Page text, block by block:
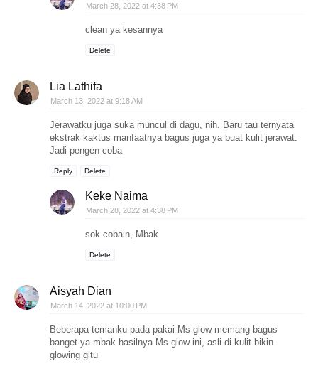
March 28, 2022 at 4:38 PM
clean ya kesannya
Delete
Lia Lathifa
March 13, 2022 at 9:18 AM
Jerawatku juga suka muncul di dagu, nih. Baru tau ternyata
ekstrak kaktus manfaatnya bagus juga ya buat kulit jerawat.
Jadi pengen coba
Reply Delete
Keke Naima
March 28, 2022 at 4:38 PM
sok cobain, Mbak
Delete
Aisyah Dian
March 14, 2022 at 10:00 PM
Beberapa temanku pada pakai Ms glow memang bagus
banget ya mbak hasilnya Ms glow ini, asli di kulit bikin
glowing gitu